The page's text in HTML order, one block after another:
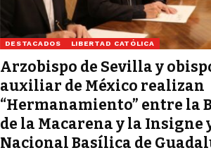
DESTACADOS LIBERTAD CATÓLICA
Arzobispo de Sevilla y
auxiliar de México realizan
“Hermanamiento” entre la
de la Macarena y la Insigne
Nacional Basílica de